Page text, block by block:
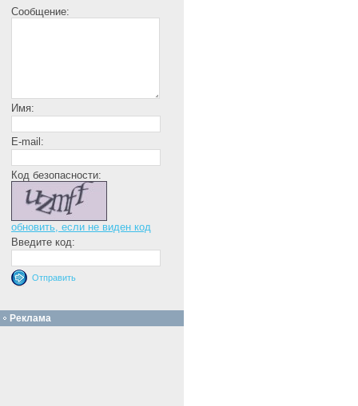
Сообщение:
Имя:
E-mail:
Код безопасности:
обновить, если не виден код
Введите код:
Реклама